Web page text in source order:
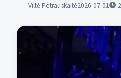
Viltė Petrauskaitė2026-07-01 2